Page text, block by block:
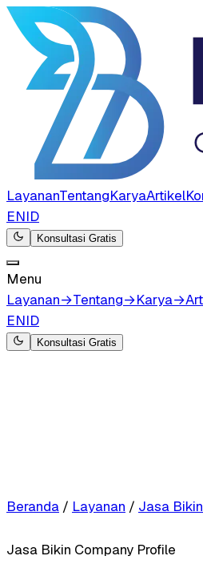
LayananTentangKaryaArtikel
ENID
Konsultasi Gratis
Menu
Layanan→Tentang→Karya→
ENID
Konsultasi Gratis
Beranda / Layanan / Jasa
Jasa Bikin Company Profile